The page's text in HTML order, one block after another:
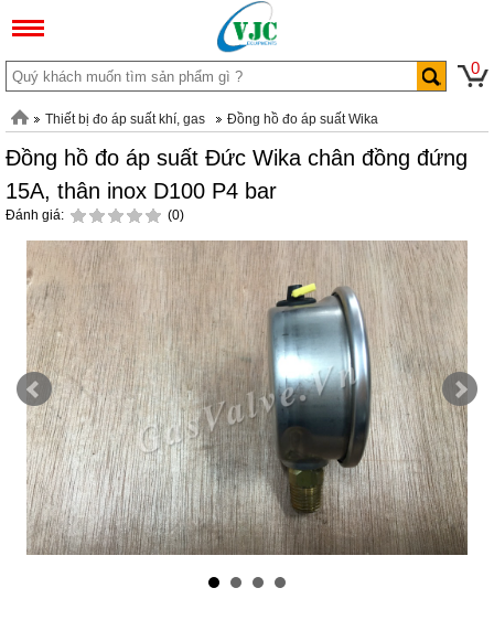
0
Thiết bị đo áp suất khí, gas Đồng hồ đo áp suất Wika
Đồng hồ đo áp suất Đức Wika chân đồng đứng
15A, thân inox D100 P4 bar
Đánh giá: (0)